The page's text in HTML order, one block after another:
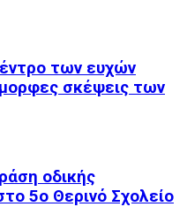
των ευχών
σκέψεις των
οδικής
5ο Θερινό Σχολείο